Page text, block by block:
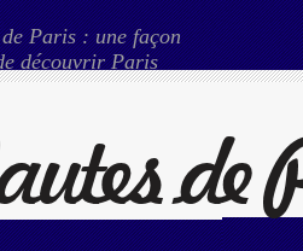
Paris : une façon
découvrir Paris